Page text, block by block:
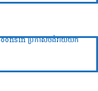
Boonsin ប្រកាសចង់វាយយក